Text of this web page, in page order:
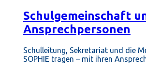
Schulgemeinschaft
Ansprechpersonen
Schulleitung, Sekretariat und die
SOPHIE tragen – mit ihren